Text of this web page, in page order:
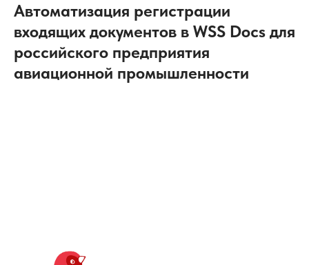
Автоматизация регистрации
входящих документов в WSS Docs для
российского предприятия
авиационной промышленности